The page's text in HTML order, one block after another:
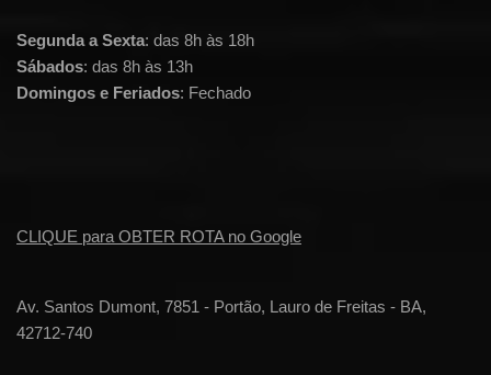
Segunda a Sexta: das 8h às 18h
Sábados: das 8h às 13h
Domingos e Feriados: Fechado
CLIQUE para OBTER ROTA no Google
Av. Santos Dumont, 7851 - Portão, Lauro de Freitas - BA,
42712-740